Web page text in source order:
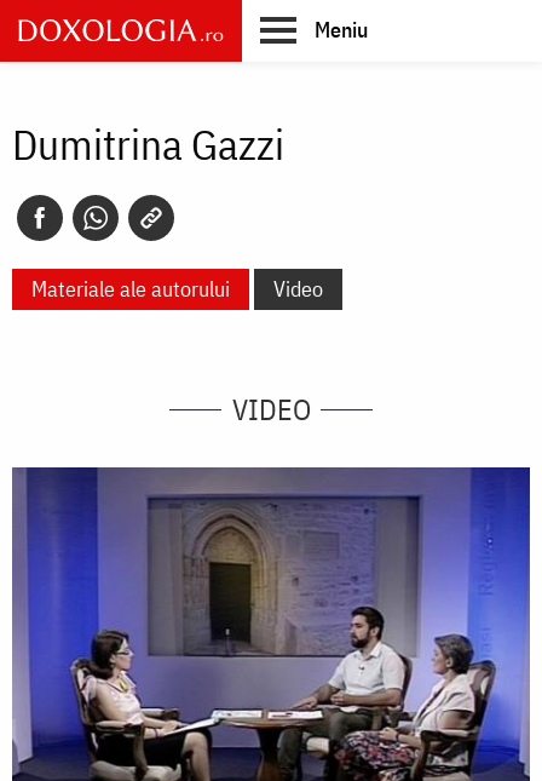
Skip
to
main
Meniu
Dumitrina Gazzi
Materiale ale autorului Video
VIDEO